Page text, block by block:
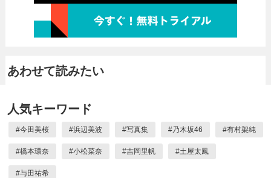
あわせて読みたい
人気キーワード
#今田美桜 #浜辺美波 #写真集 #乃木坂46 #有村架純
#橋本環奈 #小松菜奈 #吉岡里帆 #土屋太鳳
#与田祐希